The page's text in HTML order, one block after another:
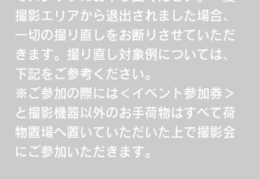
撮影エリアから退出されました場合、
一切の撮り直しをお断りさせていただ
きます。撮り直し対象例については、
下記をご参考ください。
※ご参加の際には＜イベント参加券＞
と撮影機器以外のお手荷物はすべて荷
物置場へ置いていただいた上で撮影会
にご参加いただきます。